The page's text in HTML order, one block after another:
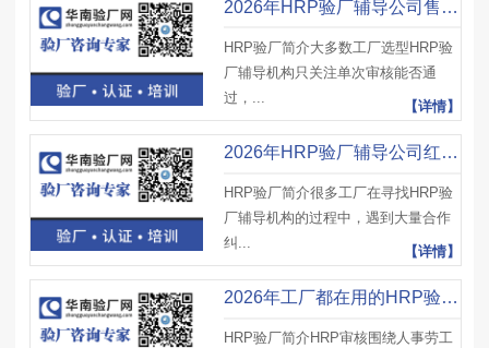
2026年HRP验厂辅导公司售后谁家好来看对比
HRP验厂简介大多数工厂选型HRP验
厂辅导机构只关注单次审核能否通
过，...
【详情】
2026年HRP验厂辅导公司红黑榜看完再选
HRP验厂简介很多工厂在寻找HRP验
厂辅导机构的过程中，遇到大量合作
纠...
【详情】
2026年工厂都在用的HRP验厂辅导公司合集
HRP验厂简介HRP审核围绕人事劳工